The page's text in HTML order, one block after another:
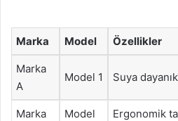
Marka Model Özellikler
Marka
A
Model 1 Suya
Marka
Model
Ergonomik